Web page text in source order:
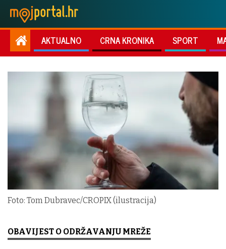
AKTUALNO CRNA KRONIKA SPORT
Foto: Tom Dubravec/CROPIX (ilustracija)
OBAVIJEST O ODRŽAVANJU MREŽE